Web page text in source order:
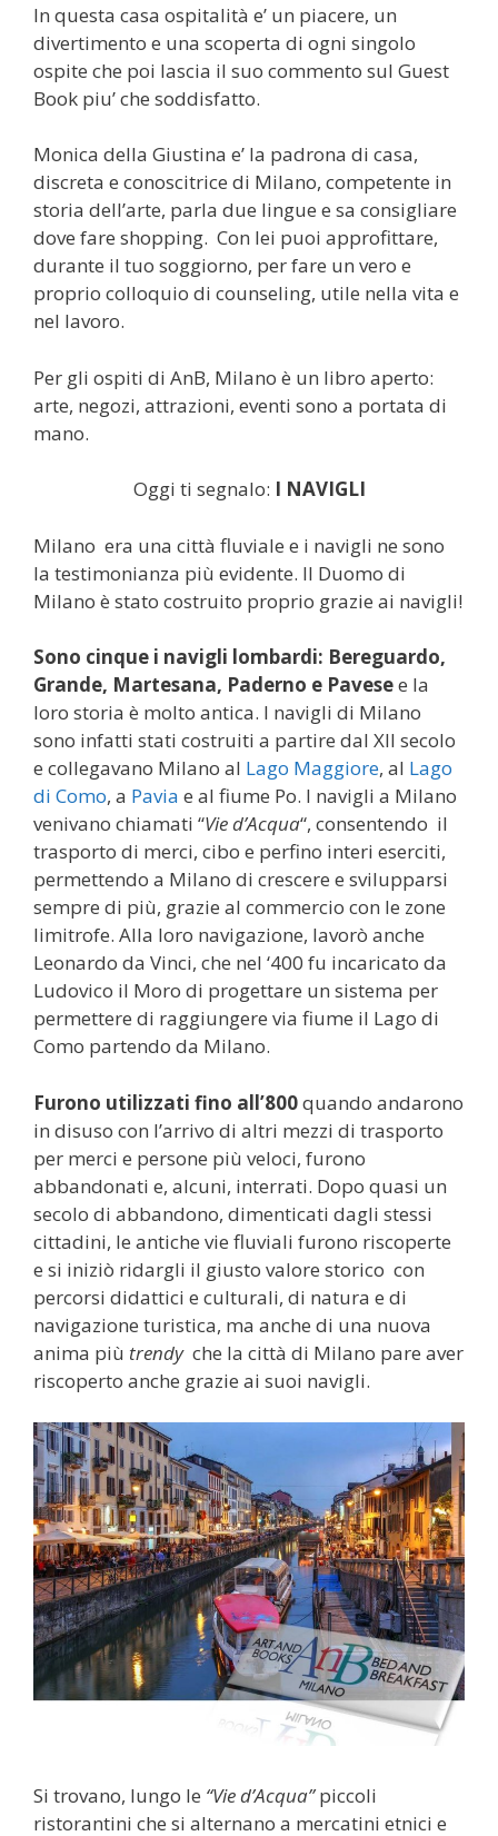
In questa casa ospitalità e’ un piacere, un
divertimento e una scoperta di ogni singolo
ospite che poi lascia il suo commento sul Guest
Book piu’ che soddisfatto.
Monica della Giustina e’ la padrona di casa,
discreta e conoscitrice di Milano, competente in
storia dell’arte, parla due lingue e sa consigliare
dove fare shopping. Con lei puoi approfittare,
durante il tuo soggiorno, per fare un vero e
proprio colloquio di counseling, utile nella vita e
nel lavoro.
Per gli ospiti di AnB, Milano è un libro aperto:
arte, negozi, attrazioni, eventi sono a portata di
mano.
Oggi ti segnalo: I NAVIGLI
Milano era una città fluviale e i navigli ne sono
la testimonianza più evidente. Il Duomo di
Milano è stato costruito proprio grazie ai navigli!
Sono cinque i navigli lombardi: Bereguardo,
Grande, Martesana, Paderno e Pavesee la
loro storia è molto antica. I navigli di Milano
sono infatti stati costruiti a partire dal XII secolo
e collegavano Milano al Lago Maggiore, al Lago
di Como, a Pavia e al fiume Po. I navigli a Milano
venivano chiamati “Vie d’Acqua“, consentendo il
trasporto di merci, cibo e perfino interi eserciti,
permettendo a Milano di crescere e svilupparsi
sempre di più, grazie al commercio con le zone
limitrofe. Alla loro navigazione, lavorò anche
Leonardo da Vinci, che nel ‘400 fu incaricato da
Ludovico il Moro di progettare un sistema per
permettere di raggiungere via fiume il Lago di
Como partendo da Milano.
Furono utilizzati fino all’800quando andarono
in disuso con l’arrivo di altri mezzi di trasporto
per merci e persone più veloci, furono
abbandonati e, alcuni, interrati. Dopo quasi un
secolo di abbandono, dimenticati dagli stessi
cittadini, le antiche vie fluviali furono riscoperte
e si iniziò ridargli il giusto valore storico con
percorsi didattici e culturali, di natura e di
navigazione turistica, ma anche di una nuova
anima più trendyche la città di Milano pare aver
riscoperto anche grazie ai suoi navigli.
Si trovano, lungo le “Vie d’Acqua”piccoli
ristorantini che si alternano a mercatini etnici e